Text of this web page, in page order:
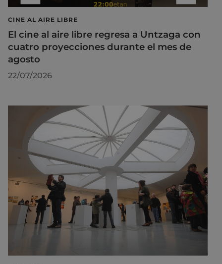
CINE AL AIRE LIBRE
El cine al aire libre regresa a Untzaga con
cuatro proyecciones durante el mes de
agosto
22/07/2026